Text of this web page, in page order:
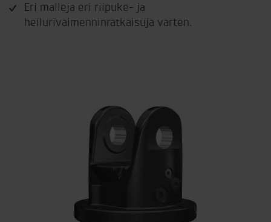
Eri malleja eri riipuke- ja
heilurivaimenninratkaisuja varten.